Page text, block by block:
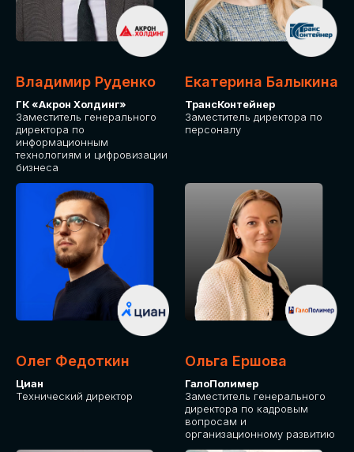
Владимир Руденко
ГК «Акрон Холдинг»
Заместитель генерального
директора по
информационным
технологиям и цифровизации
бизнеса
Екатерина Балыкина
ТрансКонтейнер
Заместитель директора по
персоналу
Олег Федоткин
Циан
Технический директор
Ольга Ершова
ГалоПолимер
Заместитель генерального
директора по кадровым
вопросам и
организационному развитию